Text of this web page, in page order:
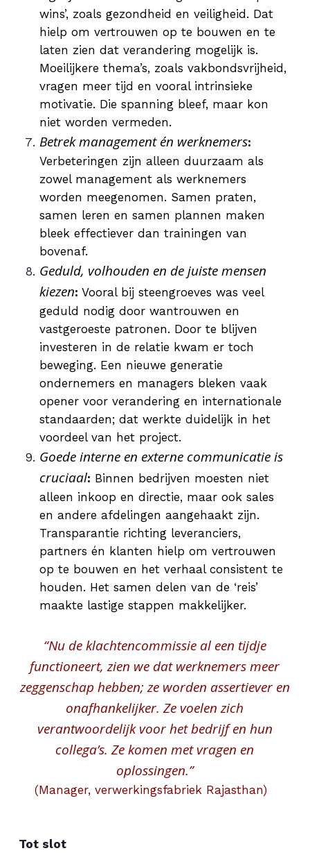
wins’, zoals gezondheid en veiligheid. Dat
hielp om vertrouwen op te bouwen en te
laten zien dat verandering mogelijk is.
Moeilijkere thema’s, zoals vakbondsvrijheid,
vragen meer tijd en vooral intrinsieke
motivatie. Die spanning bleef, maar kon
niet worden vermeden.
Betrek management én werknemers:
Verbeteringen zijn alleen duurzaam als
zowel management als werknemers
worden meegenomen. Samen praten,
samen leren en samen plannen maken
bleek effectiever dan trainingen van
bovenaf.
Geduld, volhouden en de juiste mensen
kiezen: Vooral bij steengroeves was veel
geduld nodig door wantrouwen en
vastgeroeste patronen. Door te blijven
investeren in de relatie kwam er toch
beweging. Een nieuwe generatie
ondernemers en managers bleken vaak
opener voor verandering en internationale
standaarden; dat werkte duidelijk in het
voordeel van het project.
Goede interne en externe communicatie is
cruciaal: Binnen bedrijven moesten niet
alleen inkoop en directie, maar ook sales
en andere afdelingen aangehaakt zijn.
Transparantie richting leveranciers,
partners én klanten hielp om vertrouwen
op te bouwen en het verhaal consistent te
houden. Het samen delen van de ‘reis’
maakte lastige stappen makkelijker.
“Nu de klachtencommissie al een tijdje
functioneert, zien we dat werknemers meer
zeggenschap hebben; ze worden assertiever en
onafhankelijker. Ze voelen zich
verantwoordelijk voor het bedrijf en hun
collega’s. Ze komen met vragen en
oplossingen.”
(Manager, verwerkingsfabriek Rajasthan)
Tot slot